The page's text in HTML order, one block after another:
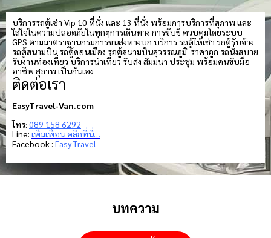
บริการรถตู้เช่า Vip 10 ที่นั่ง และ 13 ที่นั่ง พร้อมการบริการที่สุภาพ และ
ใส่ใจในความปลอดภัยในทุกๆการเดินทาง การขับขี่ ควบคุมโดยระบบ
GPS ตามมาตราฐานกรมการขนส่งทางบก บริการ รถตู้ให้เช่า รถตู้รับจ้าง
รถตู้สนามบิน รถตู้ดอนเมือง รถตู้สนามบินสุวรรณภูมิ ราคาถูก รถนั่งสบาย
รับงานท่องเที่ยว บริการนำเที่ยว รับส่ง สัมมนา ประชุม พร้อมคนขับมือ
อาชีพ สุภาพ เป็นกันเอง
ติดต่อเรา
EasyTravel-Van.com
โทร: 089 158 6292
Line: เพิ่มเพื่อน คลิกที่นี่…
Facebook : Easy Travel
บทความ